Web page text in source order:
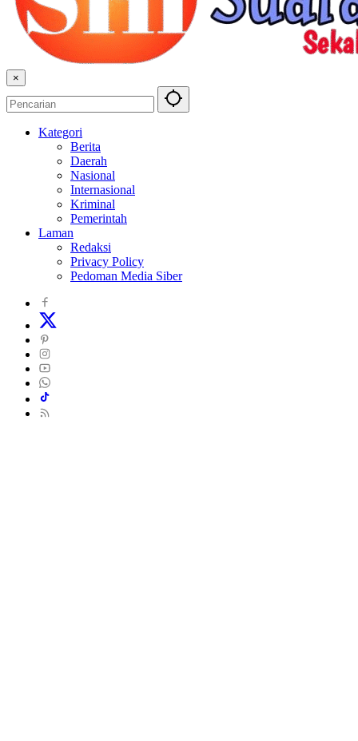
×
Kategori
Berita
Daerah
Nasional
Internasional
Kriminal
Pemerintah
Laman
Redaksi
Privacy Policy
Pedoman Media Siber